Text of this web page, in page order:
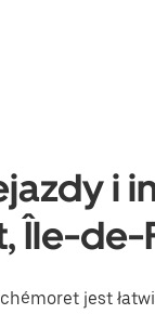
i
Île-de-
jest